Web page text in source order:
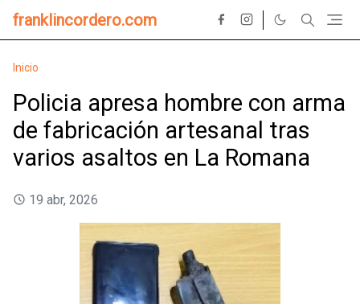
franklincordero.com
Inicio
Policia apresa hombre con arma
de fabricación artesanal tras
varios asaltos en La Romana
19 abr, 2026